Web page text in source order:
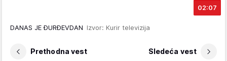
02:07
DANAS JE ĐURĐEVDAN Izvor: Kurir televizija
Prethodna vest Sledeća vest